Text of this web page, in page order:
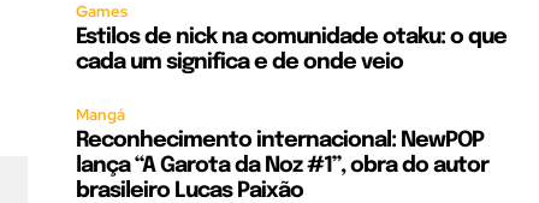
Games
Estilos de nick na comunidade otaku: o que
cada um significa e de onde veio
Mangá
Reconhecimento internacional: NewPOP
lança “A Garota da Noz #1”, obra do autor
brasileiro Lucas Paixão